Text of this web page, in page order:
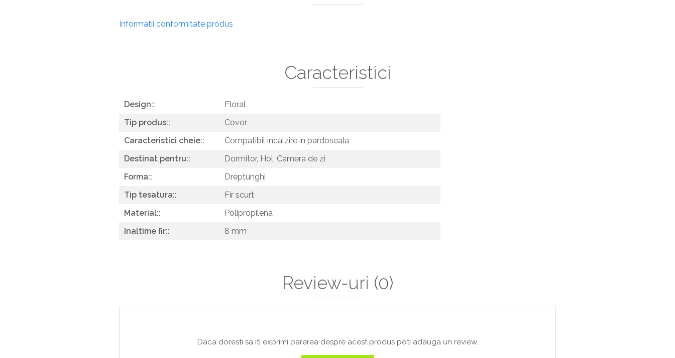
Informatii conformitate produs
Caracteristici
Design::
Floral
Tip produs::
Covor
Caracteristici cheie::
Compatibil incalzire in pardoseala
Destinat pentru::
Dormitor, Hol, Camera de zi
Forma::
Dreptunghi
Tip tesatura::
Fir scurt
Material::
Polipropilena
Inaltime fir::
8 mm
Review-uri (0)
Daca doresti sa iti exprimi parerea despre acest produs poti adauga un review.